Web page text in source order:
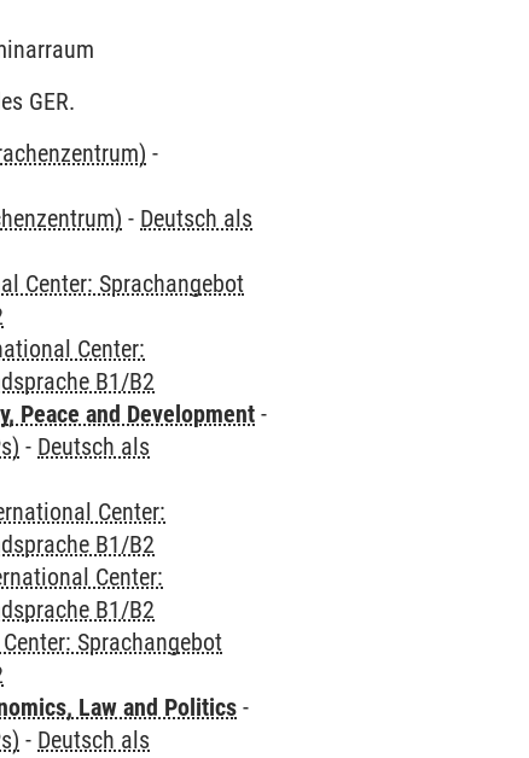
GER.
-
- Deutsch als
Center: Sprachangebot
Center:
B1/B2
Peace and Development -
- Deutsch als
Center:
B1/B2
Center:
B1/B2
Sprachangebot
Law and Politics -
- Deutsch als